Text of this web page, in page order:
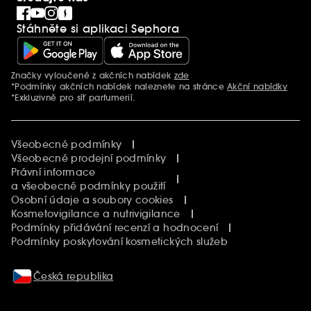
Singles´ Day
Black Friday
Cyber Monday
Vánoce
Stáhněte si aplikaci Sephora
Další informace
Značky vyloučené z akčních nabídek zde
*Podmínky akčních nabídek naleznete na stránceAkční nabídky
*Exkluzivně pro síť parfumerií.
Všeobecné podmínky
Všeobecné prodejní podmínky
Právní informace
a všeobecné podmínky použití
Osobní údaje a soubory cookies
Kosmetovigilance a nutrivigilance
Podmínky přidávání recenzí a hodnocení
Podmínky poskytování kosmetických služeb
Česká republika